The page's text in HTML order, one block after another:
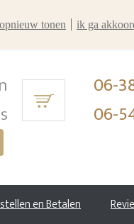
06-
06-
en Betalen
tonen
ik ga